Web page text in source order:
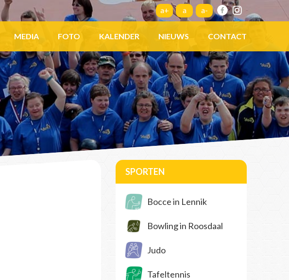
a+ a a-
MEDIA FOTO KALENDER NIEUWS CONTACT
SPORTEN
Bocce in Lennik
Bowling in Roosdaal
Judo
Tafeltennis